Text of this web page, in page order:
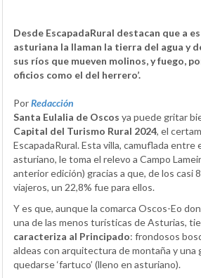
Desde EscapadaRural destacan que a
asturiana la llaman la tierra del agua y
sus ríos que mueven molinos, y fuego,
oficios como el del herrero’.
PorRedacción
Santa Eulalia de Oscos ya puede gritar
Capital del Turismo Rural 2024, el
EscapadaRural. Esta villa, camuflada
asturiano, le toma el relevo a Campo
anterior edición) gracias a que, de los casi
viajeros, un 22,8% fue para ellos.
Y es que, aunque la comarca Oscos-Eo
una de las menos turísticas de Asturias,
caracteriza al Principado: frondosos
aldeas con arquitectura de montaña y una
quedarse ‘fartuco’ (lleno en asturiano).